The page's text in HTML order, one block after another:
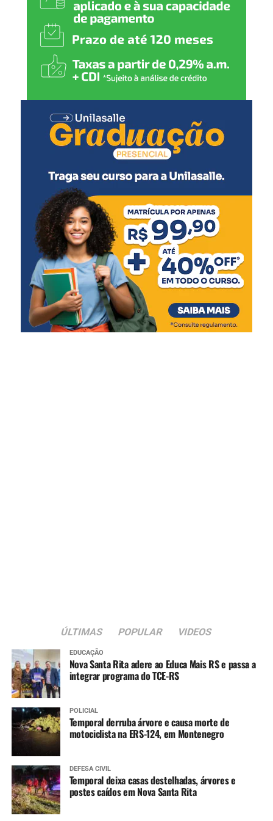
ÚLTIMAS POPULAR VIDEOS
EDUCAÇÃO
Nova Santa Rita adere ao Educa Mais RS e passa a
integrar programa do TCE-RS
POLICIAL
Temporal derruba árvore e causa morte de
motociclista na ERS-124, em Montenegro
DEFESA CIVIL
Temporal deixa casas destelhadas, árvores e
postes caídos em Nova Santa Rita